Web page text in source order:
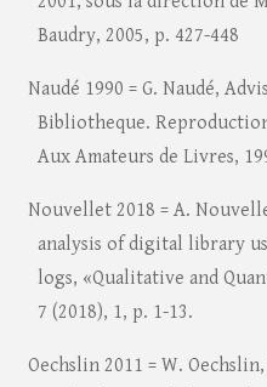
Baudry, 2005, p. 427-448
Naudé 1990 = G. Naudé,
Bibliotheque.
Aux Amateurs de Livres,
Nouvellet 2018 = A.
analysis of digital library
logs, «Qualitative and
7 (2018), 1, p. 1-13.
Oechslin 2011 = W.